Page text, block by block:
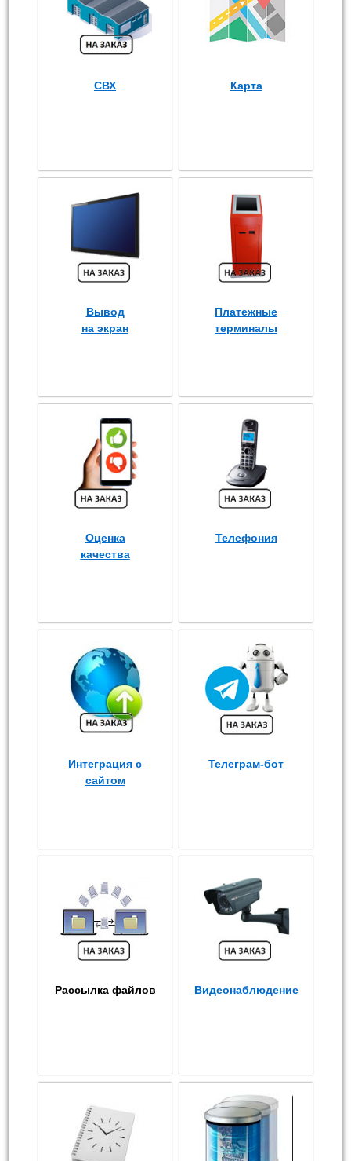
СВХ Карта
Вывод
на экран
Платежные
терминалы
Оценка
качества
Телефония
Интеграция с
сайтом
Телеграм-бот
Рассылка файлов Видеонаблюдение